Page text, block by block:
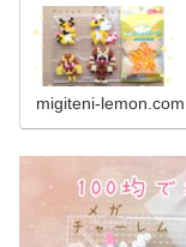
migiteni-lemon.com